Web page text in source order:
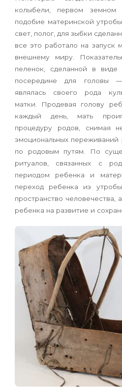
колыбели, первом земном
подобие материн­ской
свет, полог, для зыбки
все это ра­ботало на запуск
внешне­му миру.
пеленок, сделанной в виде
посереди­не для головы
являлась сво­его рода
матки. Проде­вая голову
каждый день, мать
процедуру родов, снимая
эмоциональных
по родовым путям. По
ритуалов, связанных с
периодом ребенка и
переход ребенка из
простран­ство человечества,
ребен­ка на развитие и